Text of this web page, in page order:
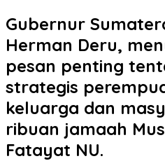
Gubernur
Herman Deru,
pesan penting
strategis
keluarga dan
ribuan jamaah
Fatayat NU.